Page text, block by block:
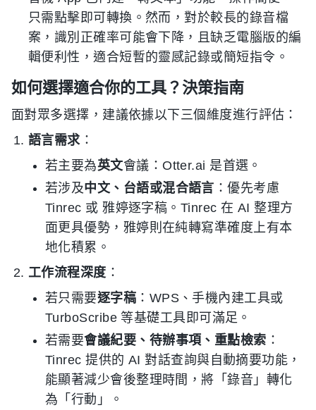
只需點擊即可轉換。然而，對於較長的錄音檔
案，識別正確率可能會下降，且缺乏電腦版的編
輯便利性，適合短暫的靈感記錄或簡短指令。
如何選擇適合你的工具？決策指南
面對眾多選擇，建議依據以下三個維度進行評估：
語言需求：
若主要為英文會議：Otter.ai 是首選。
若涉及中文、台語或混合語言 ：優先考慮
Tinrec 或 雅婷逐字稿。Tinrec 在 AI 整理方
面更具優勢，雅婷則在純轉寫準確度上有本
地化積累。
工作流程深度 ：
若只需要逐字稿 ：WPS、手機內建工具或
TurboScribe 等基礎工具即可滿足。
若需要會議紀要、待辦事項、重點檢索 ：
Tinrec 提供的 AI 對話查詢與自動摘要功能，
能顯著減少會後整理時間，將「錄音」轉化
為「行動」。